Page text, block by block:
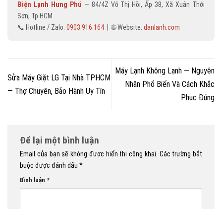
Điện Lạnh Hưng Phú — 84/4Z Võ Thị Hồi, Ấp 38, Xã Xuân Thới
Sơn, Tp.HCM
📞 Hotline / Zalo: 0903.916.164 | 🌐 Website: danlanh.com
Sửa Máy Giặt LG Tại Nhà TPHCM
— Thợ Chuyên, Bảo Hành Uy Tín
Máy Lạnh Không Lạnh — Nguyên
Nhân Phổ Biến Và Cách Khắc
Phục Đúng
Để lại một bình luận
Email của bạn sẽ không được hiển thị công khai. Các trường bắt
buộc được đánh dấu *
Bình luận *